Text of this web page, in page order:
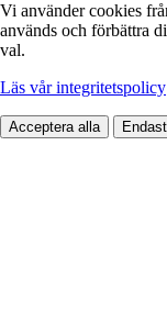
Vi använder cookies
används och förbättra
val.
Läs vår integritetspolicy
Acceptera alla